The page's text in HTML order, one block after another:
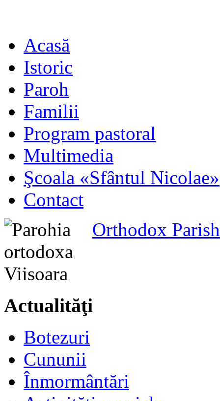
Acasă
Istoric
Paroh
Familii
Program pastoral
Multimedia
Şcoala «Sfântul Nicolae»
Contact
Orthodox
Actualităţi
Botezuri
Cununii
Înmormântări